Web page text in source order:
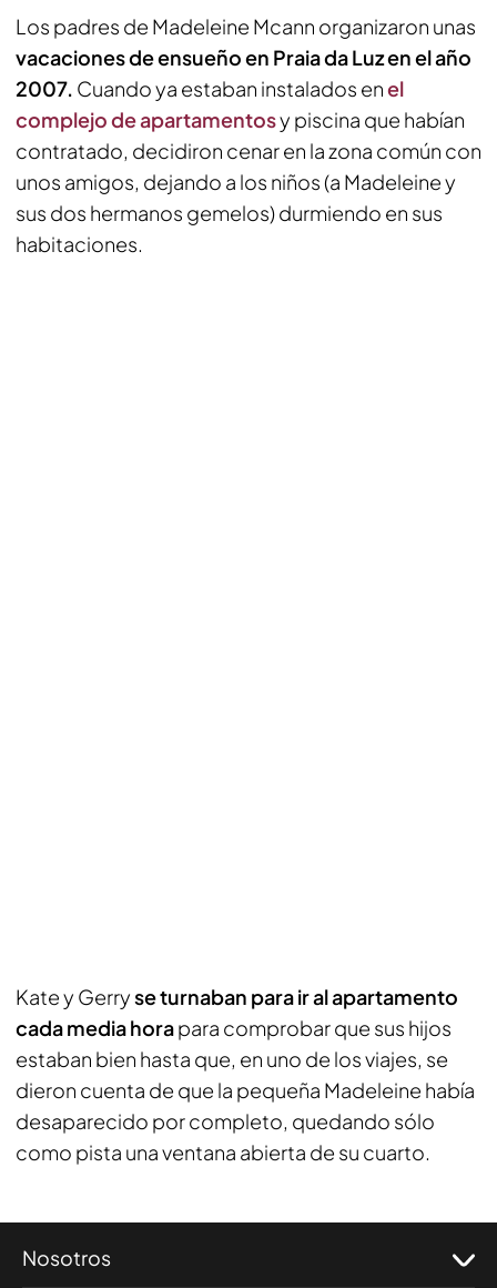
Los padres de Madeleine Mcann organizaron unas
vacaciones de ensueño en Praia da Luz en el año
2007. Cuando ya estaban instalados enel
complejo de apartamentosy piscina que habían
contratado, decidiron cenar en la zona común con
unos amigos, dejando a los niños (a Madeleine y
sus dos hermanos gemelos) durmiendo en sus
habitaciones.
Kate y Gerryse turnaban para ir al apartamento
cada media horapara comprobar que sus hijos
estaban bien hasta que, en uno de los viajes, se
dieron cuenta de que la pequeña Madeleine había
desaparecido por completo, quedando sólo
como pista una ventana abierta de su cuarto.
Nosotros